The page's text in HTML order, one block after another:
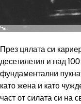
През цялата си
десетилетия и над
фундаментални
като жена и като
част от силата си на